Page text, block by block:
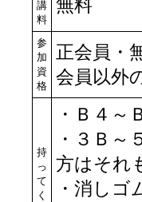
講
料
無料
参
加
資
格
正会員・
会員以外
持
っ
て
く
・Ｂ４～
・３Ｂ
方はそれ
・消しゴ